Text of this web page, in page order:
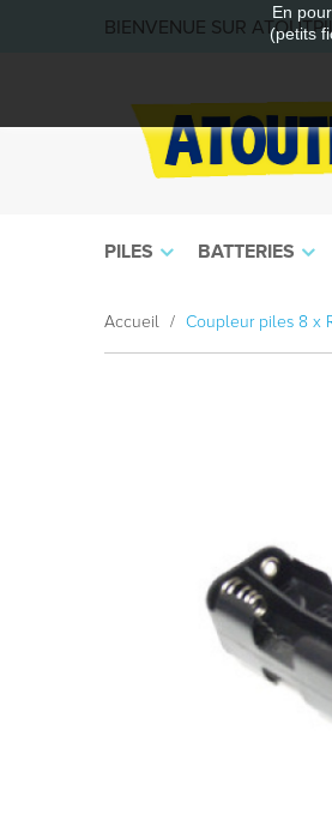
En
(petits
BIENVENUE SUR
PILES BATTERIES
Accueil Coupleur piles 8 x